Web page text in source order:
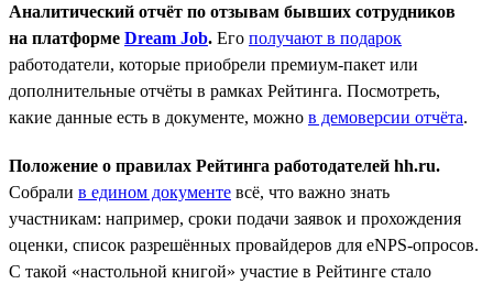
Аналитический отчёт по отзывам бывших сотрудников
на платформе Dream Job. Его получают в подарок
работодатели, которые приобрели премиум-пакет или
дополнительные отчёты в рамках Рейтинга. Посмотреть,
какие данные есть в документе, можно в демоверсии отчёта.
Положение о правилах Рейтинга работодателей hh.ru.
Собрали в едином документе всё, что важно знать
участникам: например, сроки подачи заявок и прохождения
оценки, список разрешённых провайдеров для eNPS-опросов.
С такой «настольной книгой» участие в Рейтинге стало